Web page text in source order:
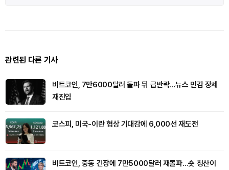
관련된 다른 기사
비트코인, 7만6000달러 돌파 뒤 급반락…뉴스 민감 장세
재진입
코스피, 미국-이란 협상 기대감에 6,000선 재도전
비트코인, 중동 긴장에 7만5000달러 재돌파…숏 청산이